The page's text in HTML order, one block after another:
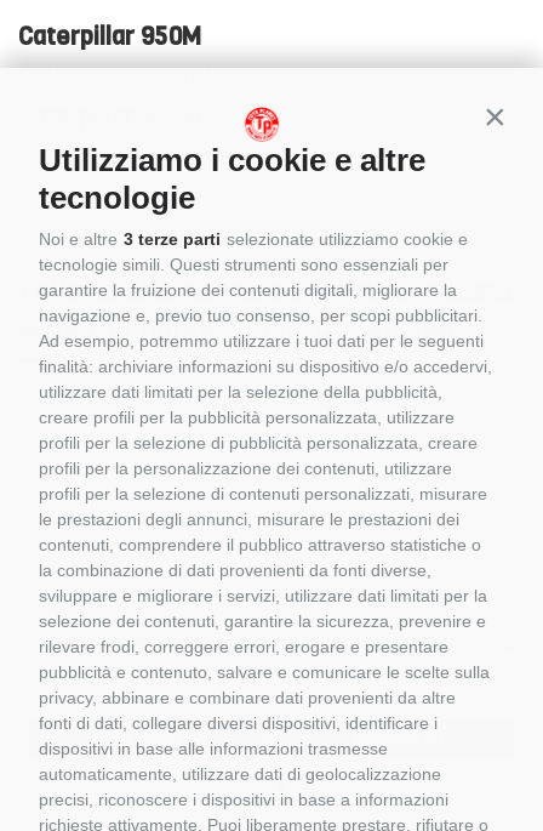
Utilizziamo i cookie e altre
tecnologie
Noi e altre 3 terze parti selezionate utilizziamo cookie e
tecnologie simili. Questi strumenti sono essenziali per
garantire la fruizione dei contenuti digitali, migliorare la
navigazione e, previo tuo consenso, per scopi pubblicitari.
Ad esempio, potremmo utilizzare i tuoi dati per le seguenti
finalità: archiviare informazioni su dispositivo e/o accedervi,
utilizzare dati limitati per la selezione della pubblicità,
creare profili per la pubblicità personalizzata, utilizzare
profili per la selezione di pubblicità personalizzata, creare
profili per la personalizzazione dei contenuti, utilizzare
profili per la selezione di contenuti personalizzati, misurare
le prestazioni degli annunci, misurare le prestazioni dei
contenuti, comprendere il pubblico attraverso statistiche o
la combinazione di dati provenienti da fonti diverse,
sviluppare e migliorare i servizi, utilizzare dati limitati per la
selezione dei contenuti, garantire la sicurezza, prevenire e
rilevare frodi, correggere errori, erogare e presentare
pubblicità e contenuto, salvare e comunicare le scelte sulla
privacy, abbinare e combinare dati provenienti da altre
fonti di dati, collegare diversi dispositivi, identificare i
dispositivi in base alle informazioni trasmesse
automaticamente, utilizzare dati di geolocalizzazione
precisi, riconoscere i dispositivi in base a informazioni
richieste attivamente. Puoi liberamente prestare, rifiutare o
Caterpillar 950M
SCALA 1:5O DIECAST MASTERS 85914
SCALA 1:5O DIECAST MASTERS 85914
I clienti che hanno acquistato questo
prodotto hanno comprato anche:
CATERPILLAR 980M
DM 85543
109,00 €
ESAURITO
MAN TGS NN 33.510
MEILLER
CONRAD